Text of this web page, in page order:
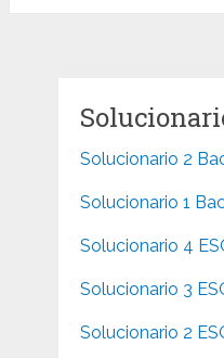
Solucionario 2
Solucionario 1
Solucionario 4
Solucionario 3
Solucionario 2